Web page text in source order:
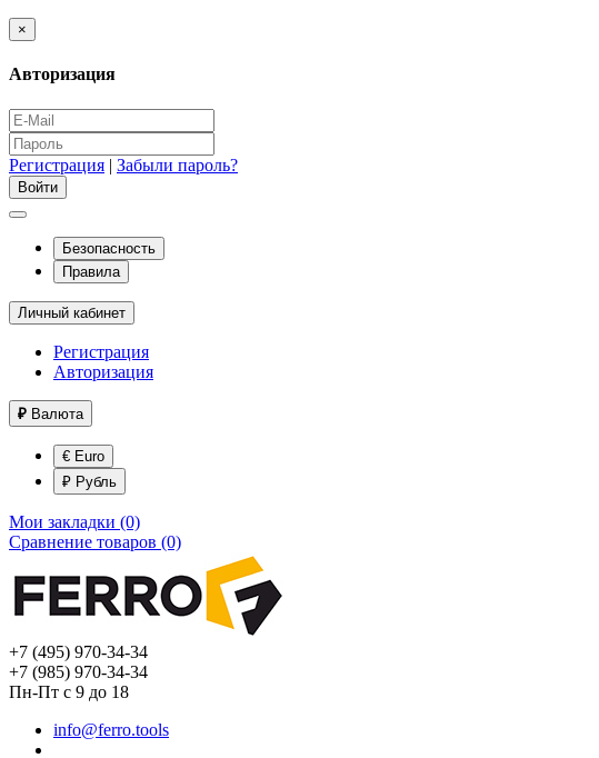
×
Авторизация
Регистрация | Забыли пароль?
Безопасность
Правила
Личный кабинет
Регистрация
Авторизация
₽ Валюта
€ Euro
₽ Рубль
Мои закладки (0)
Сравнение товаров (0)
+7 (495) 970-34-34
+7 (985) 970-34-34
Пн-Пт с 9 до 18
info@ferro.tools